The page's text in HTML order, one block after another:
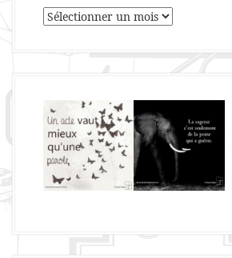
Archives